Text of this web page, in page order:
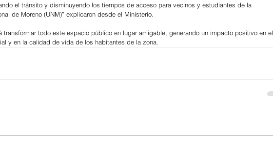
el tránsito y disminuyendo los tiempos de acceso para vecinos y estudiantes de la
de Moreno (UNM)” explicaron desde el Ministerio.
transformar todo este espacio público en lugar amigable, generando un impacto positivo en el
y en la calidad de vida de los habitantes de la zona.